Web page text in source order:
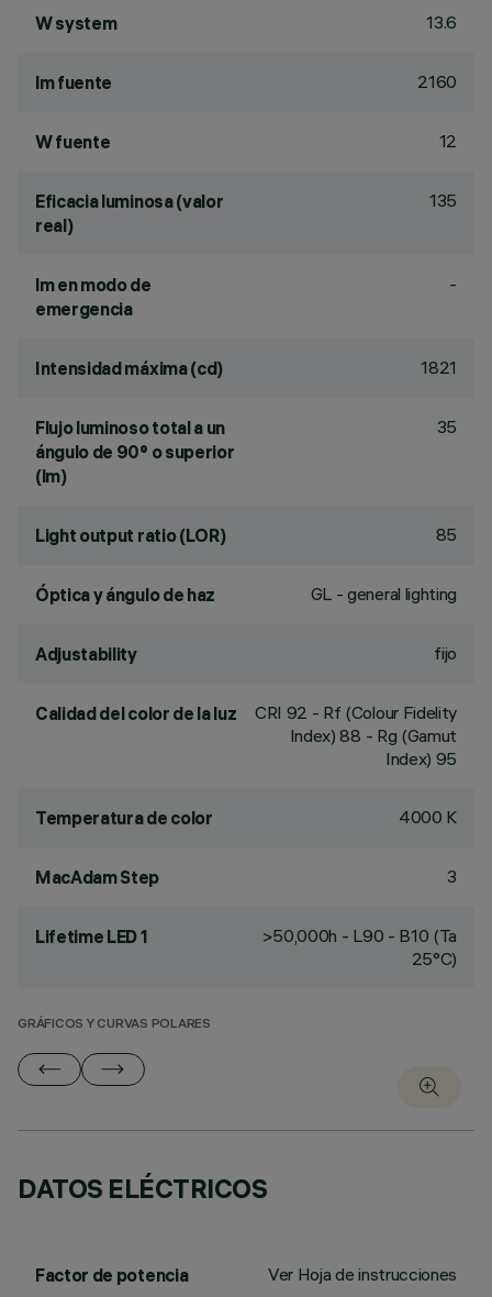
W system 13.6
lm fuente 2160
W fuente 12
Eficacia luminosa (valor
real)
135
lm en modo de
emergencia
-
Intensidad máxima (cd) 1821
Flujo luminoso total a un
ángulo de 90° o superior
(lm)
35
Light output ratio (LOR) 85
Óptica y ángulo de haz GL - general lighting
Adjustability fijo
Calidad del color de la luz CRI 92 - Rf (Colour Fidelity
Index) 88 - Rg (Gamut
Index) 95
Temperatura de color 4000 K
MacAdam Step 3
Lifetime LED 1
>50,000h - L90 - B10 (Ta
25°C)
GRÁFICOS Y CURVAS POLARES
DATOS ELÉCTRICOS
Factor de potencia Ver Hoja de instrucciones